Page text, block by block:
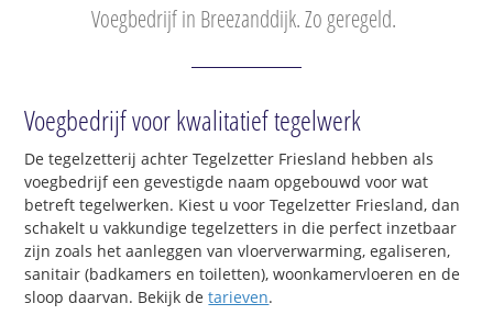
Voegbedrijf in Breezanddijk. Zo geregeld.
Voegbedrijf voor kwalitatief tegelwerk
De tegelzetterij achter Tegelzetter Friesland hebben als
voegbedrijf een gevestigde naam opgebouwd voor wat
betreft tegelwerken. Kiest u voor Tegelzetter Friesland, dan
schakelt u vakkundige tegelzetters in die perfect inzetbaar
zijn zoals het aanleggen van vloerverwarming, egaliseren,
sanitair (badkamers en toiletten), woonkamervloeren en de
sloop daarvan. Bekijk detarieven.